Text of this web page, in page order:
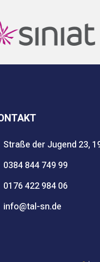
Straße der Jugend 23,
0384 844 749 99
0176 422 984 06
info@tal-sn.de